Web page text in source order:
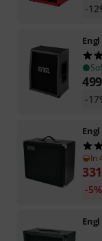
-
Engl
499
-
Engl
In
331
-5%
Engl